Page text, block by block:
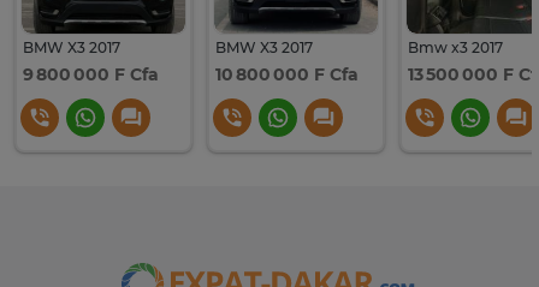
BMW X3 2017
9 800 000 F Cfa
BMW X3 2017
10 800 000 F Cfa
Bmw x3 2017
13 500 000 F